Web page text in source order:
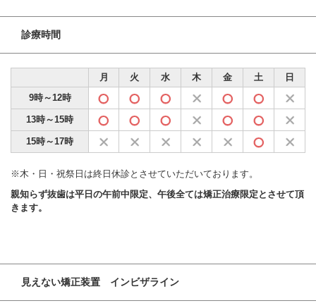
診療時間
月 火 水 木 金 土
日
9時～12時
13時～15時
15時～17時
※木・日・祝祭日は終日休診とさせていただいております。
親知らず抜歯は平日の午前中限定、午後全ては矯正治療限定とさせて頂
きます。
見えない矯正装置 インビザライン